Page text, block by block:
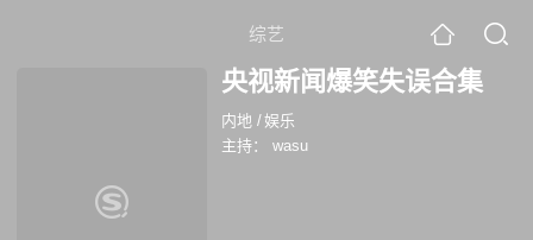
综艺
央视新闻爆笑失误合集
内地 /娱乐
主持：
wasu